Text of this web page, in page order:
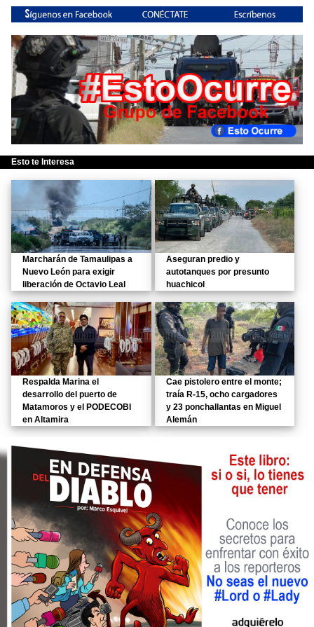
Esto te Interesa
Marcharán de Tamaulipas a
Nuevo León para exigir
liberación de Octavio Leal
Aseguran predio y
autotanques por presunto
huachicol
Respalda Marina el
desarrollo del puerto de
Matamoros y el PODECOBI
en Altamira
Cae pistolero entre el monte;
traía R-15, ocho cargadores
y 23 ponchallantas en Miguel
Alemán